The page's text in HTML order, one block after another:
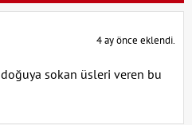
4 ay önce eklendi.
sokan üsleri veren bu